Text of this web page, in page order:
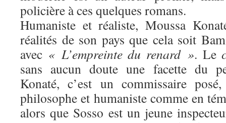
policière à ces quelques romans.
Humaniste et réaliste, Moussa
réalités de son pays que cela soit
avec « L’empreinte du renard ». Le
sans aucun doute une facette du
Konaté, c’est un commissaire
philosophe et humaniste comme en
alors que Sosso est un jeune